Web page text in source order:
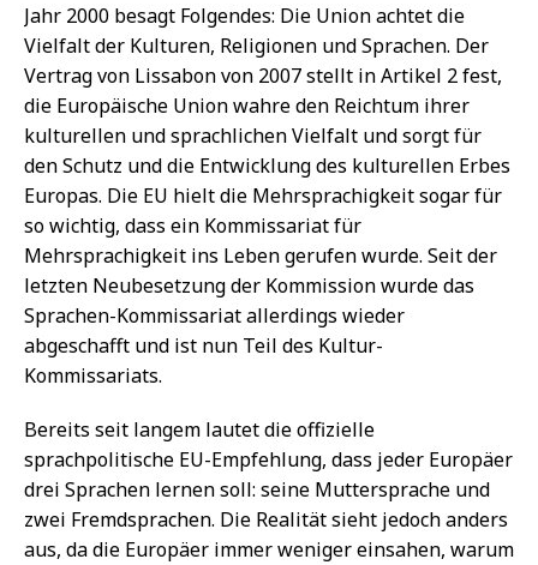
Jahr 2000 besagt Folgendes: Die Union achtet die
Vielfalt der Kulturen, Religionen und Sprachen. Der
Vertrag von Lissabon von 2007 stellt in Artikel 2 fest,
die Europäische Union wahre den Reichtum ihrer
kulturellen und sprachlichen Vielfalt und sorgt für
den Schutz und die Entwicklung des kulturellen Erbes
Europas. Die EU hielt die Mehrsprachigkeit sogar für
so wichtig, dass ein Kommissariat für
Mehrsprachigkeit ins Leben gerufen wurde. Seit der
letzten Neubesetzung der Kommission wurde das
Sprachen-Kommissariat allerdings wieder
abgeschafft und ist nun Teil des Kultur-
Kommissariats.
Bereits seit langem lautet die offizielle
sprachpolitische EU-Empfehlung, dass jeder Europäer
drei Sprachen lernen soll: seine Muttersprache und
zwei Fremdsprachen. Die Realität sieht jedoch anders
aus, da die Europäer immer weniger einsahen, warum